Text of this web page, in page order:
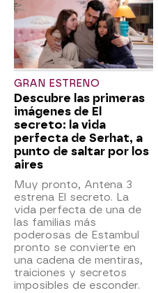
GRAN ESTRENO
Descubre las primeras
imágenes de El
secreto: la vida
perfecta de Serhat, a
punto de saltar por los
aires
Muy pronto, Antena 3
estrena El secreto. La
vida perfecta de una de
las familias más
poderosas de Estambul
pronto se convierte en
una cadena de mentiras,
traiciones y secretos
imposibles de esconder.